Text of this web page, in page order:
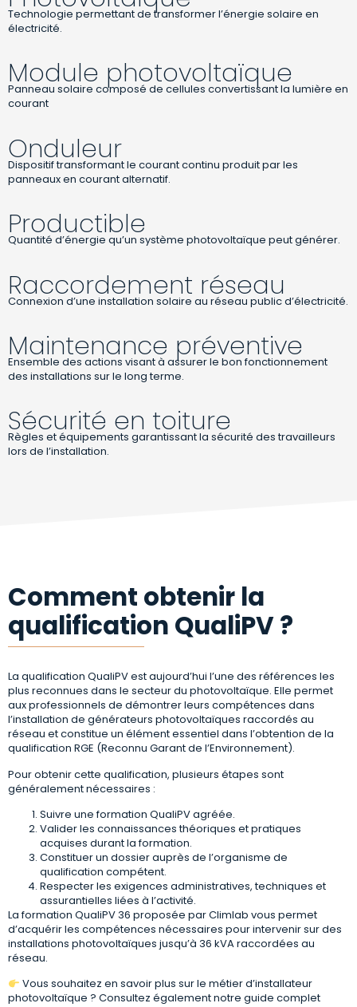
Technologie permettant de transformer l’énergie solaire en
électricité.
Module photovoltaïque
Panneau solaire composé de cellules convertissant la lumière en
courant
Onduleur
Dispositif transformant le courant continu produit par les
panneaux en courant alternatif.
Productible
Quantité d’énergie qu’un système photovoltaïque peut générer.
Raccordement réseau
Connexion d’une installation solaire au réseau public d’électricité.
Maintenance préventive
Ensemble des actions visant à assurer le bon fonctionnement
des installations sur le long terme.
Sécurité en toiture
Règles et équipements garantissant la sécurité des travailleurs
lors de l’installation.
Comment obtenir la
qualification QualiPV ?
La qualification QualiPV est aujourd’hui l’une des références les
plus reconnues dans le secteur du photovoltaïque. Elle permet
aux professionnels de démontrer leurs compétences dans
l’installation de générateurs photovoltaïques raccordés au
réseau et constitue un élément essentiel dans l’obtention de la
qualification RGE (Reconnu Garant de l’Environnement).
Pour obtenir cette qualification, plusieurs étapes sont
généralement nécessaires :
Suivre une formation QualiPV agréée.
Valider les connaissances théoriques et pratiques
acquises durant la formation.
Constituer un dossier auprès de l’organisme de
qualification compétent.
Respecter les exigences administratives, techniques et
assurantielles liées à l’activité.
La formation QualiPV 36 proposée par Climlab vous permet
d’acquérir les compétences nécessaires pour intervenir sur des
installations photovoltaïques jusqu’à 36 kVA raccordées au
réseau.
Vous souhaitez en savoir plus sur le métier d’installateur
photovoltaïque ? Consultez également notre guide complet